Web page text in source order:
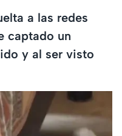
a las redes
captado un
y al ser visto